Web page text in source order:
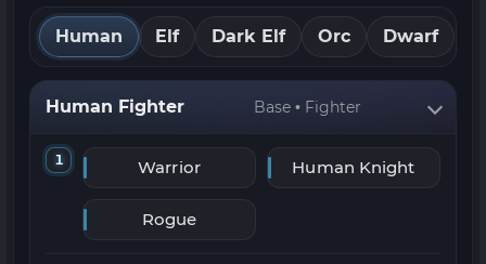
Human Elf Dark Elf Orc Dwarf
Human Fighter Base • Fighter
1 Warrior Human Knight
Rogue